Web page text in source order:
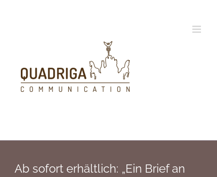
Ab sofort erhältlich: „Ein Brief an